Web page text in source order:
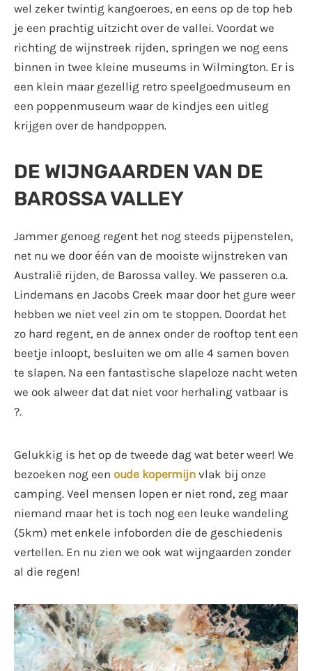
wel zeker twintig kangoeroes, en eens op de top heb
je een prachtig uitzicht over de vallei. Voordat we
richting de wijnstreek rijden, springen we nog eens
binnen in twee kleine museums in Wilmington. Er is
een klein maar gezellig retro speelgoedmuseum en
een poppenmuseum waar de kindjes een uitleg
krijgen over de handpoppen.
DE WIJNGAARDEN VAN DE
BAROSSA VALLEY
Jammer genoeg regent het nog steeds pijpenstelen,
net nu we door één van de mooiste wijnstreken van
Australië rijden, de Barossa valley. We passeren o.a.
Lindemans en Jacobs Creek maar door het gure weer
hebben we niet veel zin om te stoppen. Doordat het
zo hard regent, en de annex onder de rooftop tent een
beetje inloopt, besluiten we om alle 4 samen boven
te slapen. Na een fantastische slapeloze nacht weten
we ook alweer dat dat niet voor herhaling vatbaar is
?.
Gelukkig is het op de tweede dag wat beter weer! We
bezoeken nog een oude kopermijnvlak bij onze
camping. Veel mensen lopen er niet rond, zeg maar
niemand maar het is toch nog een leuke wandeling
(5km) met enkele infoborden die de geschiedenis
vertellen. En nu zien we ook wat wijngaarden zonder
al die regen!